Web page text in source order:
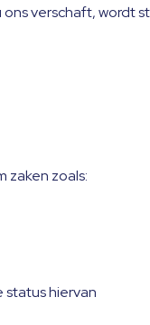
verschaft, wordt
zaken zoals:
hiervan